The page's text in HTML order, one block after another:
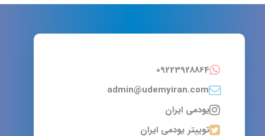
09223928864
admin@udemyiran.com
یودمی ایران
توییتر یودمی ایران